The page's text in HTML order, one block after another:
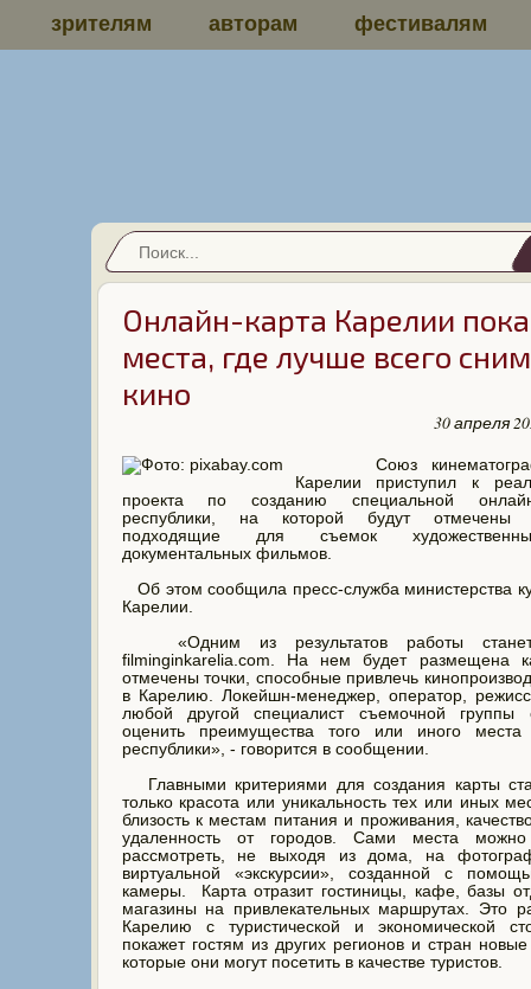
зрителям авторам фестивалям
Онлайн-карта Карелии
места, где лучше всего
кино
30 апреля
Союз
Карелии приступил к
проекта по созданию специальной
республики, на которой будут отмечены
подходящие для съемок
документальных фильмов.
Об этом сообщила пресс-служба министерства
Карелии.
«Одним из результатов работы
filminginkarelia.com. На нем будет размещена
отмечены точки, способные привлечь
в Карелию. Локейшн-менеджер, оператор,
любой другой специалист съемочной группы
оценить преимущества того или иного
республики», - говорится в сообщении.
Главными критериями для создания карты
только красота или уникальность тех или иных
близость к местам питания и проживания,
удаленность от городов. Сами места можно
рассмотреть, не выходя из дома, на
виртуальной «экскурсии», созданной с
камеры. Карта отразит гостиницы, кафе, базы
магазины на привлекательных маршрутах. Это
Карелию с туристической и экономической
покажет гостям из других регионов и стран
которые они могут посетить в качестве туристов.